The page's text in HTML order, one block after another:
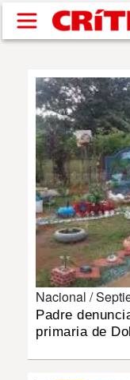
Pasar al contenido
SUCESOS
NACIONAL
POLÍTICA
DEPORTES
MUNDO
Nacional /
Padre
primaria de